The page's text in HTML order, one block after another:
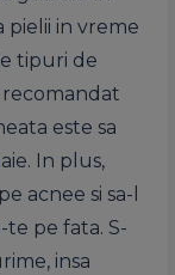
pielii in vreme
tipuri de
recomandat
este sa
In plus,
acnee si sa-l
te pe fata. S-
insa